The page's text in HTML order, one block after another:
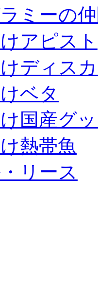
ミーの
アピスト
ディス
ベタ
国産グ
熱帯魚
リース